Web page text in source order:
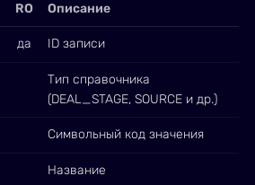
RO Описание
да ID записи
Тип справочника
(DEAL_STAGE, SOURCE и др.)
Символьный код значения
Название